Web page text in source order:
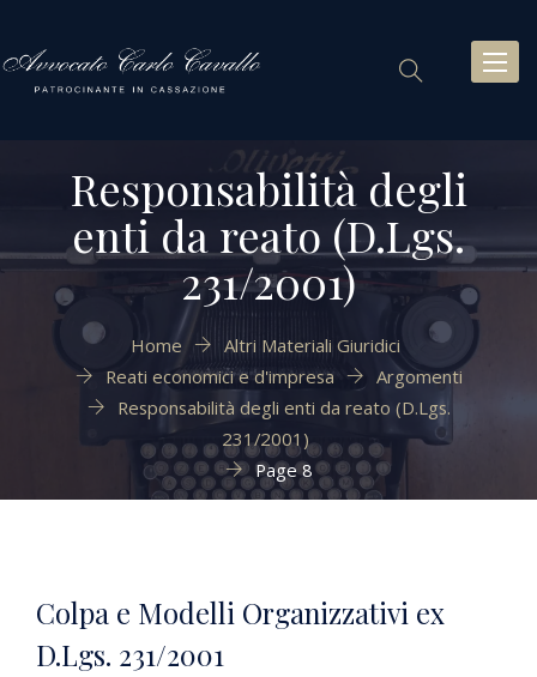
Responsabilità degli
enti da reato (D.Lgs.
231/2001)
Home
Altri Materiali Giuridici
Reati economici e d'impresa
Argomenti
Responsabilità degli enti da reato (D.Lgs.
231/2001)
Page 8
Colpa e Modelli Organizzativi ex
D.Lgs. 231/2001